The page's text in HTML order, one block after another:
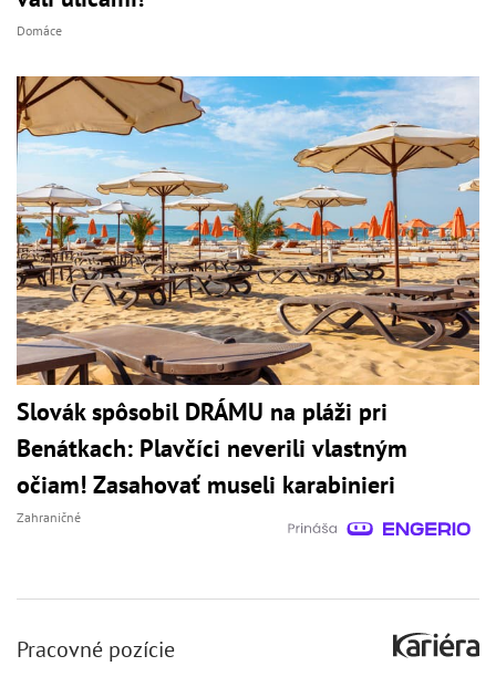
Domáce
Slovák spôsobil DRÁMU na pláži pri
Benátkach: Plavčíci neverili vlastným
očiam! Zasahovať museli karabinieri
Zahraničné
Pracovné pozície